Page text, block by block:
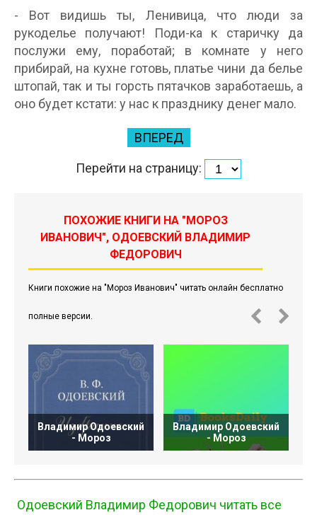
- Вот видишь ты, Ленивица, что люди за
рукоделье получают! Поди-ка к старичку да
послужи ему, поработай; в комнате у него
прибирай, на кухне готовь, платье чини да белье
штопай, так и ты горсть пятачков заработаешь, а
оно будет кстати: у нас к празднику денег мало.
ВПЕРЕД
Перейти на страницу:
ПОХОЖИЕ КНИГИ НА "МОРОЗ
ИВАНОВИЧ", ОДОЕВСКИЙ ВЛАДИМИР
ФЕДОРОВИЧ
Книги похожие на "Мороз Иванович" читать онлайн бесплатно
полные версии.
Владимир Одоевский
- Мороз
Владимир Одоевский
- Мороз
Одоевский Владимир Федорович читать все